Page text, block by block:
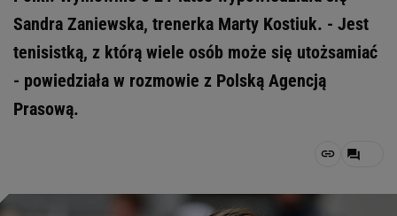
Sandra Zaniewska, trenerka Marty Kostiuk. - Jest
tenisistką, z którą wiele osób może się utożsamiać
- powiedziała w rozmowie z Polską Agencją
Prasową.